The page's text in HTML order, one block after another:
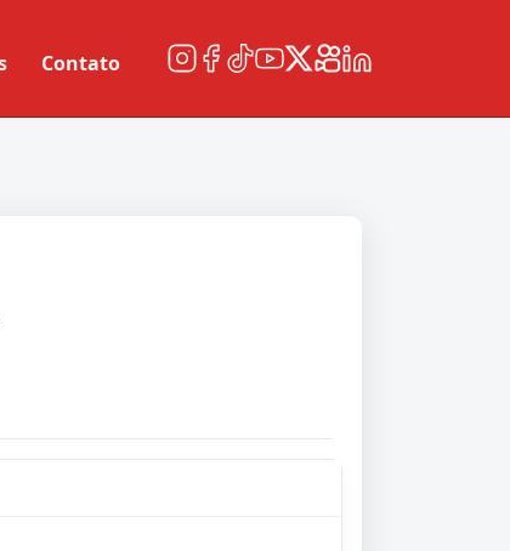
Contato